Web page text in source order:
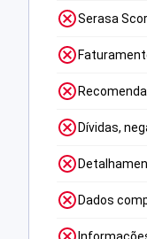
Serasa
Dívidas,
Dados